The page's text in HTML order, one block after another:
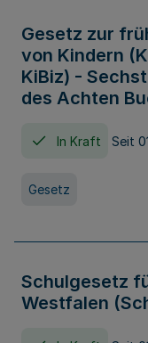
Gesetz zur
von Kindern
KiBiz) -
des Achten
In Kraft Seit
Gesetz
Schulgesetz
Westfalen